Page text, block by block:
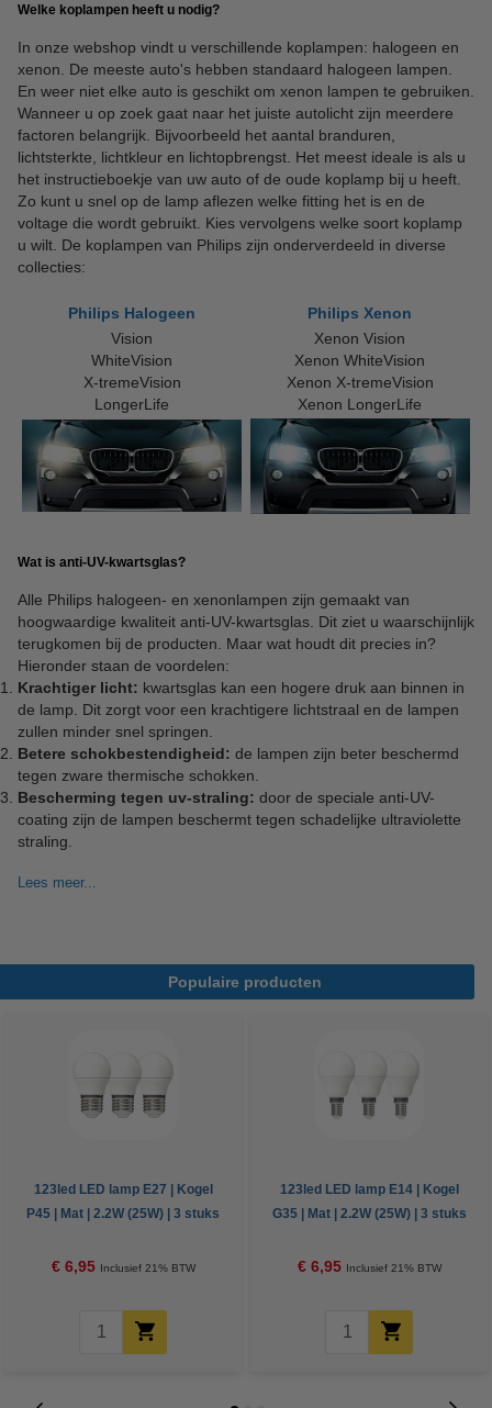
Welke koplampen heeft u nodig?
In onze webshop vindt u verschillende koplampen: halogeen en
xenon. De meeste auto's hebben standaard halogeen lampen.
En weer niet elke auto is geschikt om xenon lampen te gebruiken.
Wanneer u op zoek gaat naar het juiste autolicht zijn meerdere
factoren belangrijk. Bijvoorbeeld het aantal branduren,
lichtsterkte, lichtkleur en lichtopbrengst. Het meest ideale is als u
het instructieboekje van uw auto of de oude koplamp bij u heeft.
Zo kunt u snel op de lamp aflezen welke fitting het is en de
voltage die wordt gebruikt. Kies vervolgens welke soort koplamp
u wilt. De koplampen van Philips zijn onderverdeeld in diverse
collecties:
Philips Halogeen
Philips Xenon
Vision
WhiteVision
X-tremeVision
LongerLife
Xenon Vision
Xenon WhiteVision
Xenon X-tremeVision
Xenon LongerLife
Wat is anti-UV-kwartsglas?
Alle Philips halogeen- en xenonlampen zijn gemaakt van
hoogwaardige kwaliteit anti-UV-kwartsglas. Dit ziet u waarschijnlijk
terugkomen bij de producten. Maar wat houdt dit precies in?
Hieronder staan de voordelen:
Krachtiger licht: kwartsglas kan een hogere druk aan binnen in
de lamp. Dit zorgt voor een krachtigere lichtstraal en de lampen
zullen minder snel springen.
Betere schokbestendigheid: de lampen zijn beter beschermd
tegen zware thermische schokken.
Bescherming tegen uv-straling: door de speciale anti-UV-
coating zijn de lampen beschermt tegen schadelijke ultraviolette
straling.
Lees meer...
Populaire producten
123led LED lamp E27 | Kogel
P45 | Mat | 2.2W (25W) | 3 stuks
€ 6,95 Inclusief 21% BTW
123led LED lamp E14 | Kogel
G35 | Mat | 2.2W (25W) | 3 stuks
€ 6,95 Inclusief 21% BTW